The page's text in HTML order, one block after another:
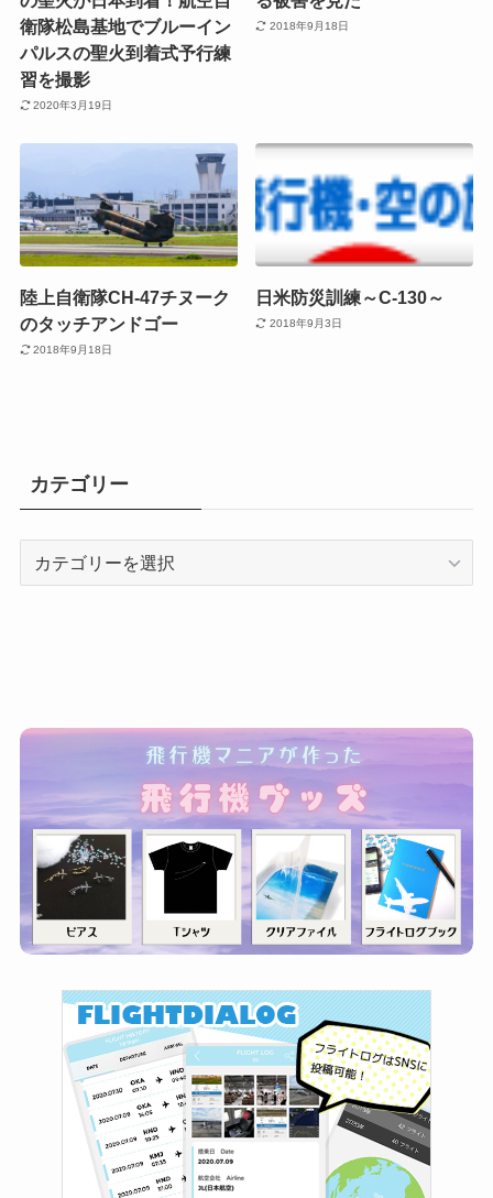
衛隊松島基地でブルーイン
パルスの聖火到着式予行練
習を撮影
2020年3月19日
2018年9月18日
陸上自衛隊CH-47チヌーク
のタッチアンドゴー
2018年9月18日
日米防災訓練～C-130～
2018年9月3日
カテゴリー